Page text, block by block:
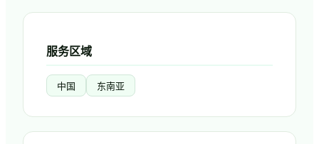
服务区域
中国 东南亚